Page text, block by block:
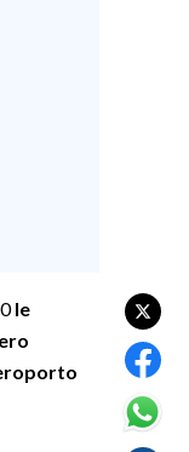
le